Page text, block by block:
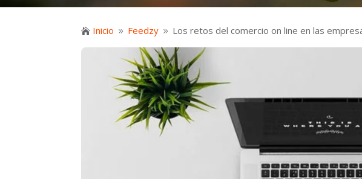
 Inicio 9 Feedzy 9 Los retos del comercio on line en las